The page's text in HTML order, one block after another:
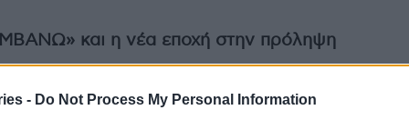
- Do Not Process My Personal Information
και η νέα εποχή στην πρόληψη
Πρόγραμμα Πρόληψης «ΠΡΟΛΑΜΒΑΝΩ», το
ε.α.Δημήτριος Χατζηγεωργίου,Ειδικός